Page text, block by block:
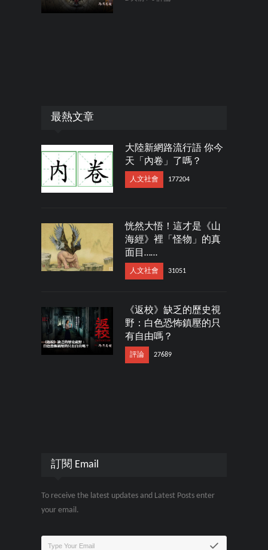
最熱文章
大陸新網路流行語 你今
天「內卷」了嗎？
人文社會 177204
恍然大悟！這才是《山
海經》裡「怪物」的真
面目……
人文社會 31051
《返校》缺乏的歷史視
野：白色恐怖鎮壓的只
有自由嗎？
評論 27689
訂閱 Email
To receive the latest updates and Latest Posts enter
your email.